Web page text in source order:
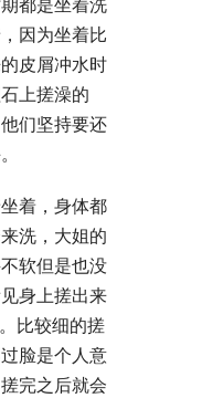
都是坐着洗
因为坐着比
皮屑冲水时
上搓澡的
们坚持要还
着，身体都
洗，大姐的
软但是也没
身上搓出来
比较细的搓
脸是个人意
完之后就会